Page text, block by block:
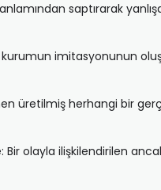
saptırarak
kurumun imitasyonunun
üretilmiş herhangi bir
Bir olayla ilişkilendirilen